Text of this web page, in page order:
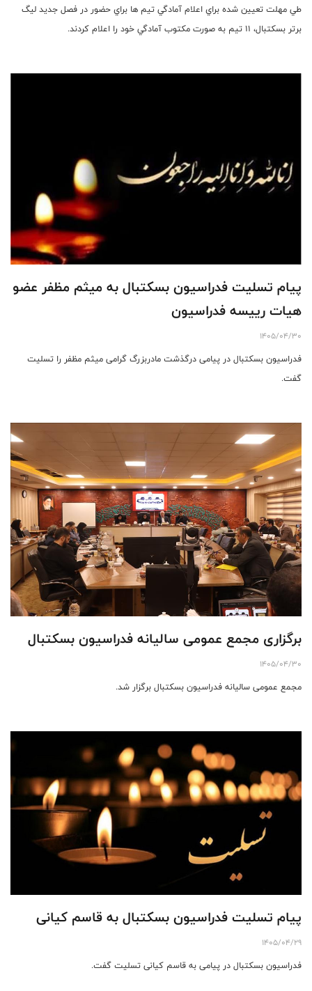
طي مهلت تعيين شده براي اعلام آمادگي تيم ها براي حضور در فصل جديد ليگ
برتر بسكتبال، ١١ تيم به صورت مكتوب آمادگي خود را اعلام كردند.
پیام تسلیت فدراسیون بسکتبال به میثم مظفر عضو
هیات رییسه فدراسیون
1405/04/30
فدراسیون بسکتبال در پیامی درگذشت مادربزرگ گرامی میثم مظفر را تسلیت
گفت.
برگزاری مجمع عمومی سالیانه فدراسیون بسکتبال
1405/04/30
مجمع عمومی سالیانه فدراسیون بسکتبال برگزار شد.
پیام تسلیت فدراسیون بسکتبال به قاسم کیانی
1405/04/29
فدراسیون بسکتبال در پیامی به قاسم کیانی تسلیت گفت.